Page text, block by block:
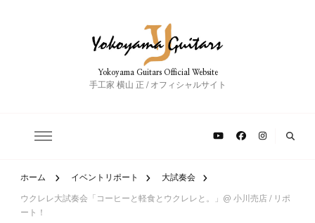
Yokoyama Guitars Official Website
手工家 横山 正 / オフィシャルサイト
ホーム イベントリポート
大試奏会
ウクレレ大試奏会「コーヒーと軽食とウクレレと。」@ 小川売店 / リポ
ート！